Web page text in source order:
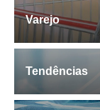
Varejo
Tendências